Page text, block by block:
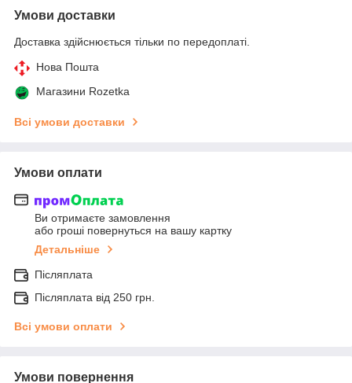
Умови доставки
Доставка здійснюється тільки по передоплаті.
Нова Пошта
Магазини Rozetka
Всі умови доставки
Умови оплати
Ви отримаєте замовлення
або гроші повернуться на вашу картку
Детальніше
Післяплата
Післяплата від 250 грн.
Всі умови оплати
Умови повернення